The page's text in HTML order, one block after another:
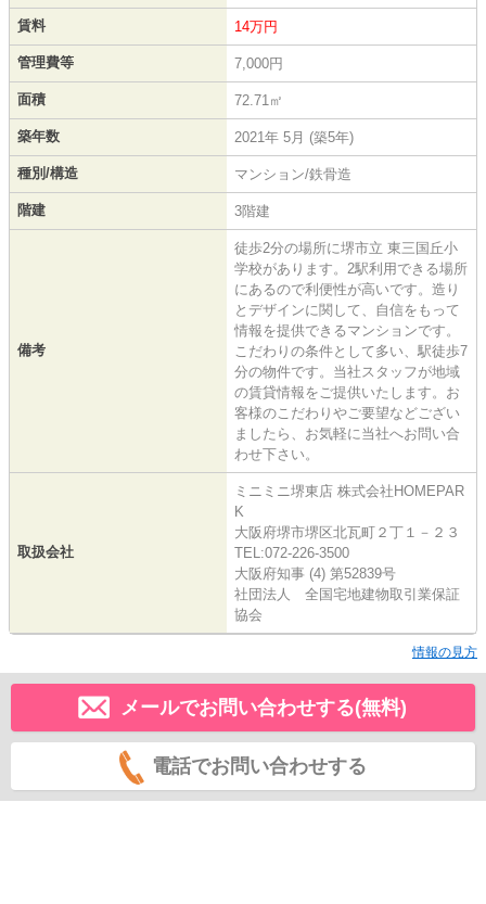
賃料 14万円
管理費等 7,000円
面積 72.71㎡
築年数 2021年 5月 (築5年)
種別/構造 マンション/鉄骨造
階建 3階建
備考
徒歩2分の場所に堺市立 東三国丘小
学校があります。2駅利用できる場所
にあるので利便性が高いです。造り
とデザインに関して、自信をもって
情報を提供できるマンションです。
こだわりの条件として多い、駅徒歩7
分の物件です。当社スタッフが地域
の賃貸情報をご提供いたします。お
客様のこだわりやご要望などござい
ましたら、お気軽に当社へお問い合
わせ下さい。
取扱会社
ミニミニ堺東店 株式会社HOMEPAR
K
大阪府堺市堺区北瓦町２丁１－２３
TEL:072-226-3500
大阪府知事 (4) 第52839号
社団法人 全国宅地建物取引業保証
協会
情報の見方
メールでお問い合わせする(無料)
電話でお問い合わせする